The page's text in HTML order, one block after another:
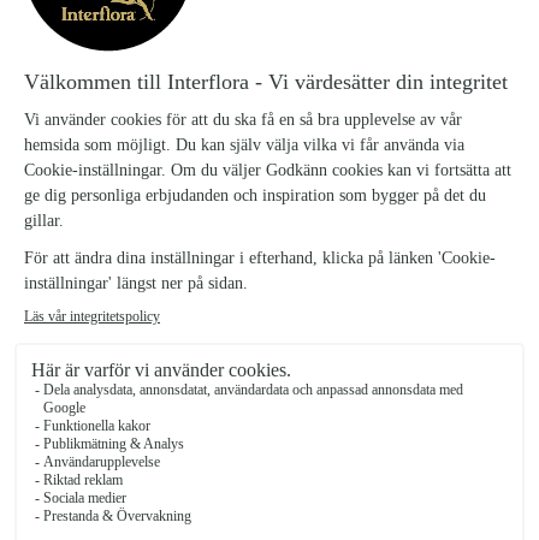
och rosa, kompletterat av friskt grönt, skapar Harmoni en varm och
inbjudande känsla. Krysantemum, nejlika, alstroemeria och ros
samspelar i perfekt harmoni – en bukett som passar lika bra för
omtanke som för festliga tillfällen.
Harmoni liten 289 kr
Harmoni mellan 459 kr
Harmoni stor 589 kr
Antal